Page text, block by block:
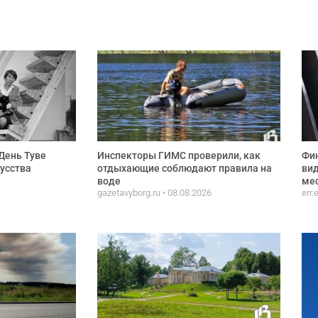
Туве
Инспекторы ГИМС проверили, как
отдыхающие соблюдают правила на
воде
gazetavyborg.ru 08.08.2026